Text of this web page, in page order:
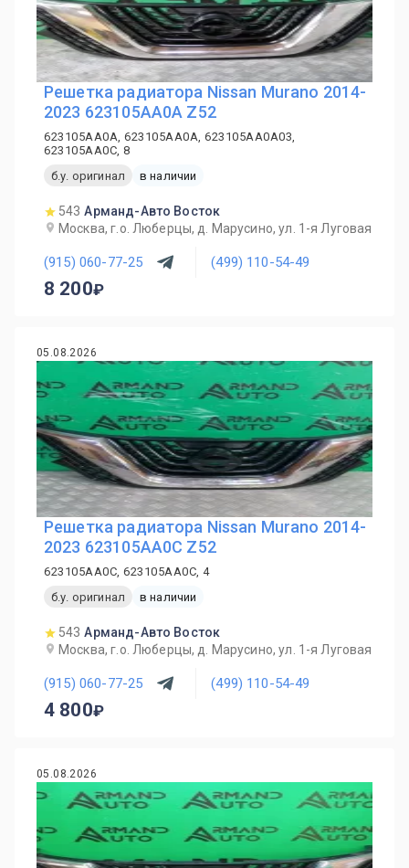
Решетка радиатора Nissan Murano 2014-
2023 623105AA0A Z52
623105AA0A, 623105AA0A, 623105AA0A03,
623105AA0C, 8
б.у. оригинал
в наличии
543 Арманд-Авто Восток
Москва, г.о. Люберцы, д. Марусино, ул. 1-я Луговая
(915) 060-77-25 (499) 110-54-49
8 200
05.08.2026
Решетка радиатора Nissan Murano 2014-
2023 623105AA0C Z52
623105AA0C, 623105AA0C, 4
б.у. оригинал
в наличии
543 Арманд-Авто Восток
Москва, г.о. Люберцы, д. Марусино, ул. 1-я Луговая
(915) 060-77-25 (499) 110-54-49
4 800
05.08.2026